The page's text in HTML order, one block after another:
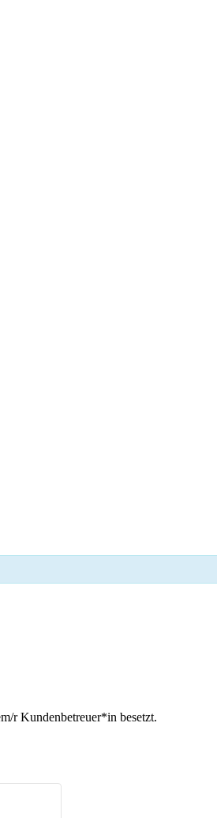
r Kundenbetreuer*in besetzt.